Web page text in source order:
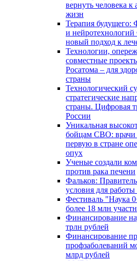
вернуть человека
жизн
Терапия будущего:
и
новый подход к
Технологии,
совместные
Росатома – для
страны
Технологический
стратегические
страны. Цифровая
России
Уникальная
бойцам СВО:
первую в стране
опух
Ученые создали
против рака печени
Фальков:
условия для
Фестиваль "Наука
более 18 млн
Финансирование
трлн рублей
Финансирование
профзаболеваний
млрд рублей